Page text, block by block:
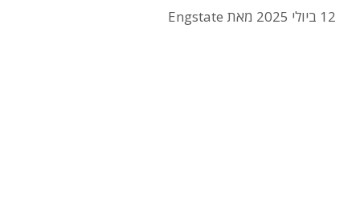
12 ביולי 2025 מאת Engstate